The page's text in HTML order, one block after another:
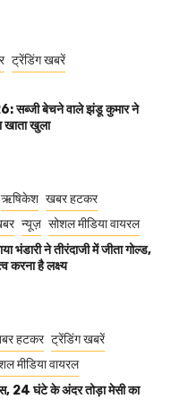
ट्रेंडिंग खबरें
सब्जी बेचने वाले झंडू कुमार ने
खाता खुला
ऋषिकेश खबर हटकर
न्यूज़ सोशल मीडिया वायरल
भंडारी ने तीरंदाजी में जीता गोल्ड,
करना है लक्ष्य
हटकर ट्रेंडिंग खबरें
मीडिया वायरल
24 घंटे के अंदर तोड़ा मेसी का